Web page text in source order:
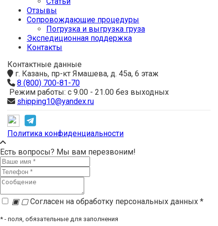
Отзывы
Сопровождающие процедуры
Погрузка и выгрузка груза
Экспедиционная поддержка
Контакты
Контактные данные
г. Казань, пр-кт Ямашева, д. 45а, 6 этаж
8 (800) 700-81-70
Режим работы: с 9.00 - 21.00 без выходных
shipping10@yandex.ru
Политика конфиденциальности
Есть вопросы? Мы вам перезвоним!
▣ ▢Согласен на обработку персональных данных *
* - поля, обязательные для заполнения